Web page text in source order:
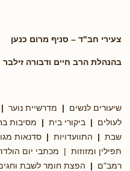
צעירי חב"ד – סניף מרום כנען
בהנהלת הרב חיים ודבורה זילבר
שיעורים לנשים | מדרשיית נוער |
לעולים | ביקורי בית | מסיבות
שבת | התוועדויות | סדנאות
תפילין ומזוזות | מכתבי יום
רמב"ם | הפצת חומר לשבת